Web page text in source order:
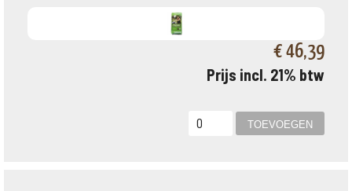
€ 46,39
Prijs incl. 21% btw